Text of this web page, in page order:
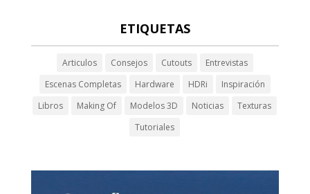
ETIQUETAS
Articulos Consejos Cutouts
Entrevistas
Escenas Completas
Hardware HDRi
Inspiración
Libros
Making Of Modelos 3D Noticias
Texturas
Tutoriales